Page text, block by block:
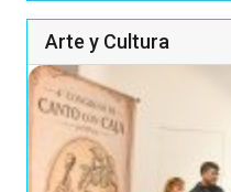
Arte y Cultura